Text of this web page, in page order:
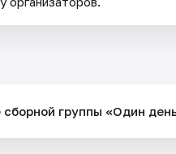
группы «Один